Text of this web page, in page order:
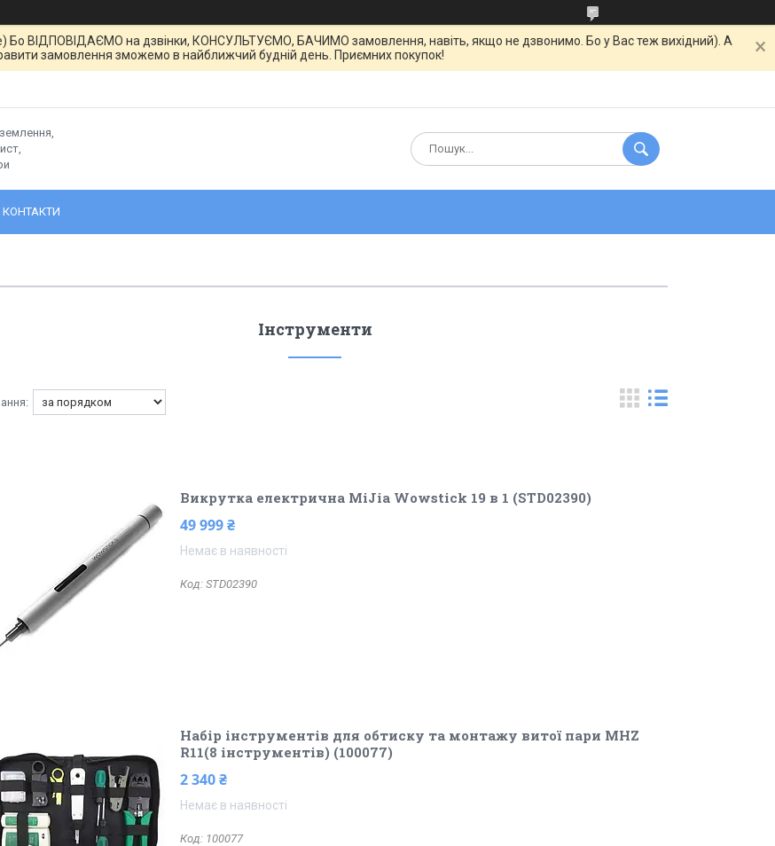
Бо ВІДПОВІДАЄМО на дзвінки, КОНСУЛЬТУЄМО, БАЧИМО замовлення, навіть, якщо не дзвонимо. Бо у Вас теж вихідний). А
замовлення зможемо в найближчий будній день. Приємних покупок!
КОНТАКТИ
Інструменти
Викрутка електрична MiJia Wowstick 19 в 1 (STD02390)
49 999 ₴
Немає в наявності
STD02390
Набір інструментів для обтиску та монтажу витої пари MHZ
R11(8 інструментів) (100077)
2 340 ₴
Немає в наявності
100077